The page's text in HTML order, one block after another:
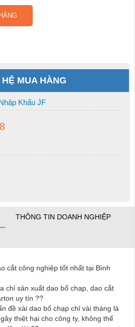
MUA HÀNG
Khẩu JF
THÔNG TIN DOANH NGHIỆP
cắt công nghiệp tốt nhất tại Bình
chỉ sản xuất dao bổ chạp, dao cắt
uy tín ??
đề xài dao bổ chạp chỉ vài tháng là
thiệt hại cho công ty, không thể